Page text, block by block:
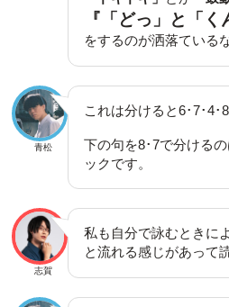
『「どっ」と「く
をするのが洒落ている
青松
これは分けると6･7･4･
下の句を8･7で分ける
ックです。
志賀
私も自分で詠むときに
と流れる感じがあって